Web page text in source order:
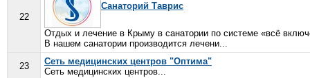
22
Санаторий Таврис
Отдых и лечение в Крыму в санатории по системе «всё
В нашем санатории производится лечени...
23
Сеть медицинских центров "Оптима"
Сеть медицинских центров...